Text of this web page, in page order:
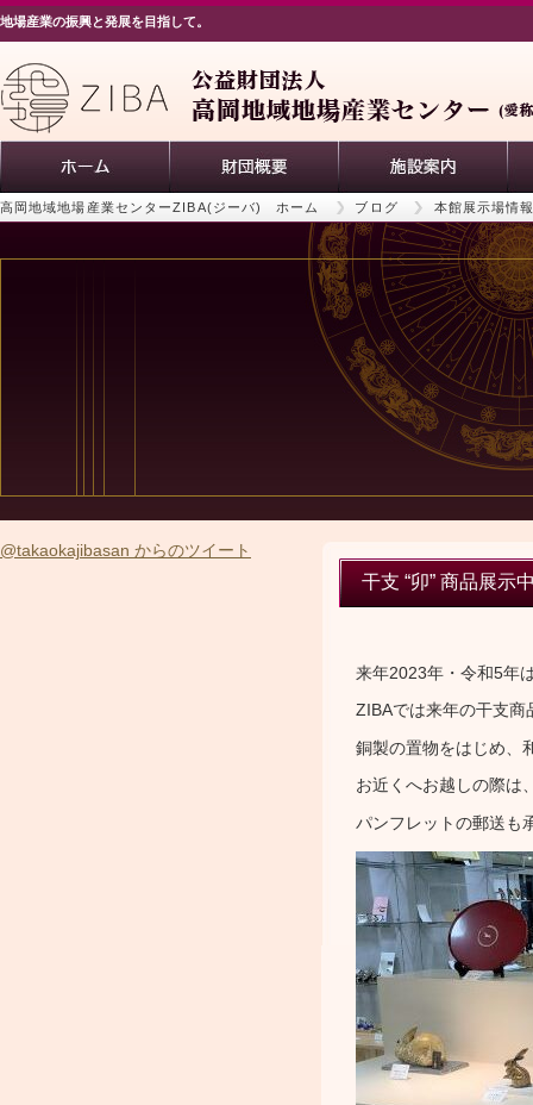
地場産業の振興と発展を目指して。
高岡地域地場産業センターZIBA(ジーバ) ホーム ブログ 本館展示場情
干支 “卯” 商品展示
来年2023年・令和5年
ZIBAでは来年の干支商
銅製の置物をはじめ、
お近くへお越しの際は
パンフレットの郵送も
@takaokajibasan からのツイート